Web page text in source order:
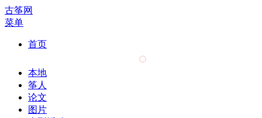
古筝网
菜单
首页
本地
筝人
论文
图片